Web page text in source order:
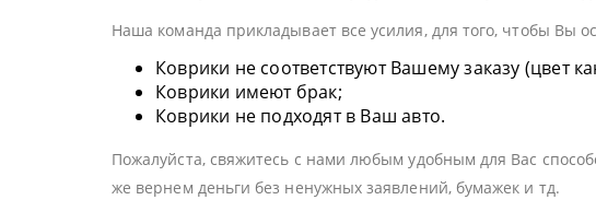
Наша команда прикладывает все усилия, для того, чтобы Вы
Коврики не соответствуют Вашему заказу (цвет
Коврики имеют брак;
Коврики не подходят в Ваш авто.
Пожалуйста, свяжитесь с нами любым удобным для Вас
же вернем деньги без ненужных заявлений, бумажек и тд.